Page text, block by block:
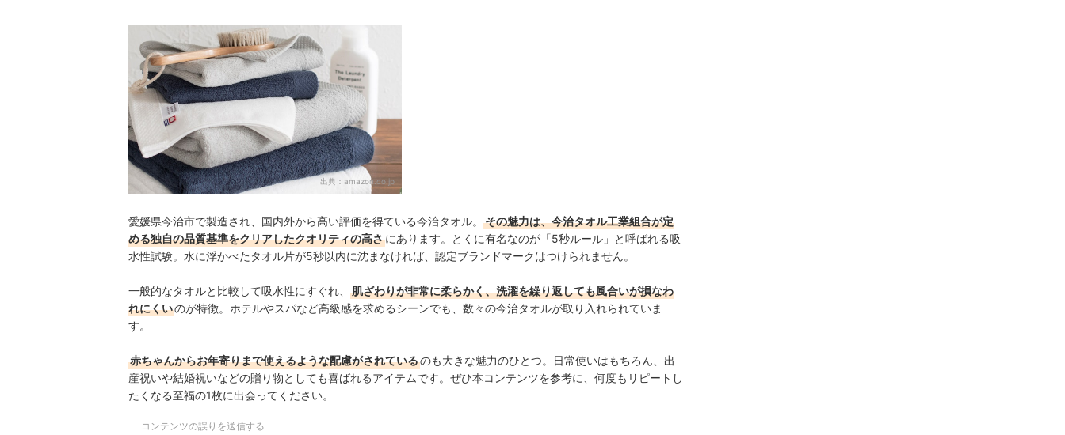
今治タオル全47商品おすすめ人気ランキング
特別感たっぷりなタオルを探しているならこちらも！
今治タオルの売れ筋ランキングもチェック！
出典： amazon.co.jp
愛媛県今治市で製造され、国内外から高い評価を得ている今治タオル。
その魅力は、今治タオル工業組合が定
める独自の品質基準をクリアしたクオリティの高さにあります。とくに有名なのが「5秒ルール」と呼ばれる吸
水性試験。水に浮かべたタオル片が5秒以内に沈まなければ、認定ブランドマークはつけられません。
一般的なタオルと比較して吸水性にすぐれ、
肌ざわりが非常に柔らかく、洗濯を繰り返しても風合いが損なわ
れにくいのが特徴。ホテルやスパなど高級感を求めるシーンでも、数々の今治タオルが取り入れられていま
す。
赤ちゃんからお年寄りまで使えるような配慮がされているのも大きな魅力のひとつ。日常使いはもちろん、出
産祝いや結婚祝いなどの贈り物としても喜ばれるアイテムです。ぜひ本コンテンツを参考に、何度もリピートし
たくなる至福の1枚に出会ってください。
コンテンツの誤りを送信する